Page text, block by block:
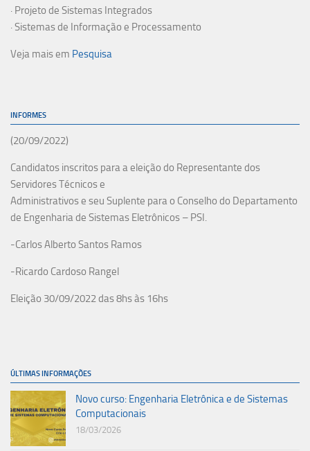
· Projeto de Sistemas Integrados
· Sistemas de Informação e Processamento
Veja mais em Pesquisa
INFORMES
(20/09/2022)
Candidatos inscritos para a eleição do Representante dos
Servidores Técnicos e
Administrativos e seu Suplente para o Conselho do Departamento
de Engenharia de Sistemas Eletrônicos – PSI.
-Carlos Alberto Santos Ramos
-Ricardo Cardoso Rangel
Eleição 30/09/2022 das 8hs às 16hs
ÚLTIMAS INFORMAÇÕES
Novo curso: Engenharia Eletrônica e de Sistemas
Computacionais
18/03/2026